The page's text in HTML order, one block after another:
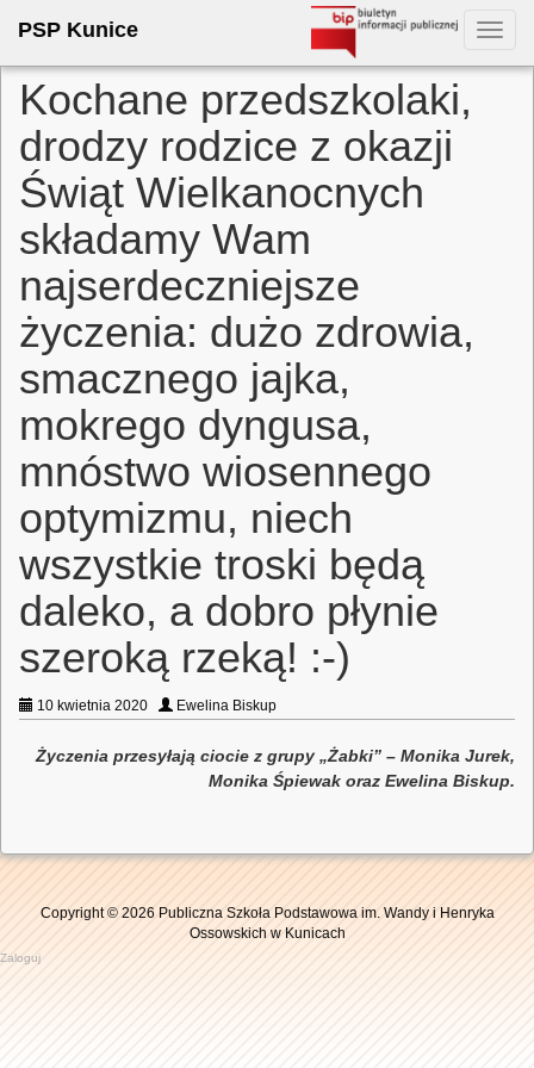
PSP Kunice
Kochane przedszkolaki,
drodzy rodzice z okazji
Świąt Wielkanocnych
składamy Wam
najserdeczniejsze
życzenia: dużo zdrowia,
smacznego jajka,
mokrego dyngusa,
mnóstwo wiosennego
optymizmu, niech
wszystkie troski będą
daleko, a dobro płynie
szeroką rzeką! :-)
10 kwietnia 2020 Ewelina Biskup
Życzenia przesyłają ciocie z grupy „Żabki” – Monika Jurek,
Monika Śpiewak oraz Ewelina Biskup.
Copyright © 2026 Publiczna Szkoła Podstawowa im. Wandy i Henryka
Ossowskich w Kunicach
Zaloguj